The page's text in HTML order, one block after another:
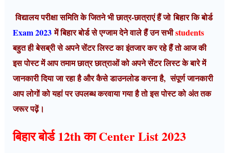
विद्यालय परीक्षा समिति के जितने भी छात्र-छात्राएं हैं जोबिहारकि बोर्ड
Exam 2023 मेंबिहार बोर्ड से एग्जाम देने वाले हैं उन सभीstudents
बहुत ही बेसब्री से अपने सेंटर लिस्ट का इंतजार कर रहे हैं तो आज की
इस पोस्ट में आप तमाम छात्र छात्राओं को अपने सेंटर लिस्ट के बारे में
जानकारी दिया जा रहा है और कैसे डाउनलोड करना है, संपूर्ण जानकारी
आप लोगों को यहां पर उपलब्ध करवाया गया है तो इस पोस्ट को अंत तक
जरूर पढ़ें।
बिहार बोर्ड 12th काCenter List 2023